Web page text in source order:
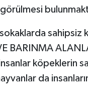
BARINMA
köpeklerin
da